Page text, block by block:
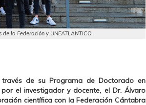
la Federación y UNEATLANTICO.
de su Programa de Doctorado en
el investigador y docente, el Dr. Álvaro
científica con la Federación Cántabra